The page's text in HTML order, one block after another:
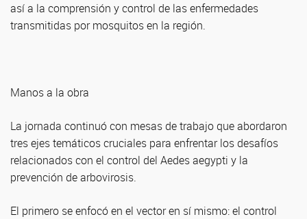
así a la comprensión y control de las enfermedades
transmitidas por mosquitos en la región.
Manos a la obra
La jornada continuó con mesas de trabajo que abordaron
tres ejes temáticos cruciales para enfrentar los desafíos
relacionados con el control del Aedes aegypti y la
prevención de arbovirosis.
El primero se enfocó en el vector en sí mismo: el control